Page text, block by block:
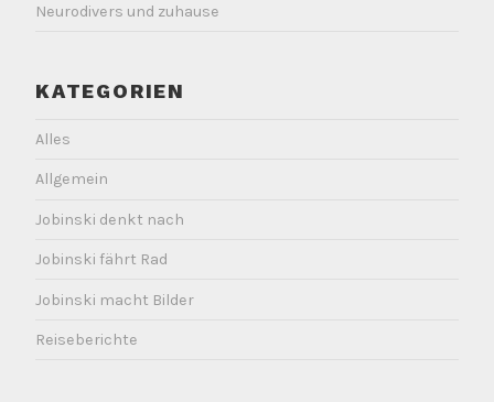
Neurodivers und zuhause
KATEGORIEN
Alles
Allgemein
Jobinski denkt nach
Jobinski fährt Rad
Jobinski macht Bilder
Reiseberichte